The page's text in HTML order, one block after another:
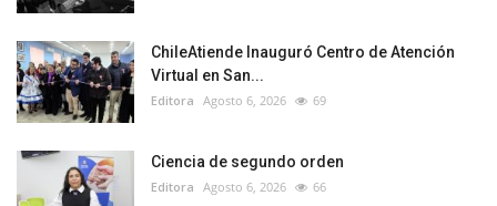
ChileAtiende Inauguró Centro de Atención
Virtual en San...
Editora Agosto 6, 2026 69
Ciencia de segundo orden
Editora Agosto 6, 2026 66